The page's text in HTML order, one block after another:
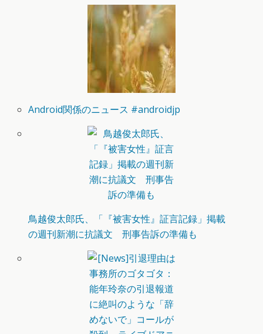
Android関係のニュース #androidjp
鳥越俊太郎氏、「『被害女性』証言記録」掲載
の週刊新潮に抗議文 刑事告訴の準備も